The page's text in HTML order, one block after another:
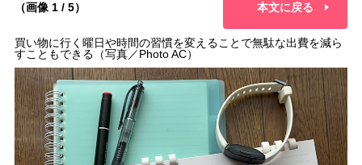
（画像 1 / 5） 本文に戻る
買い物に行く曜日や時間の習慣を変えることで無駄な出費を減ら
すこともできる（写真／Photo AC）